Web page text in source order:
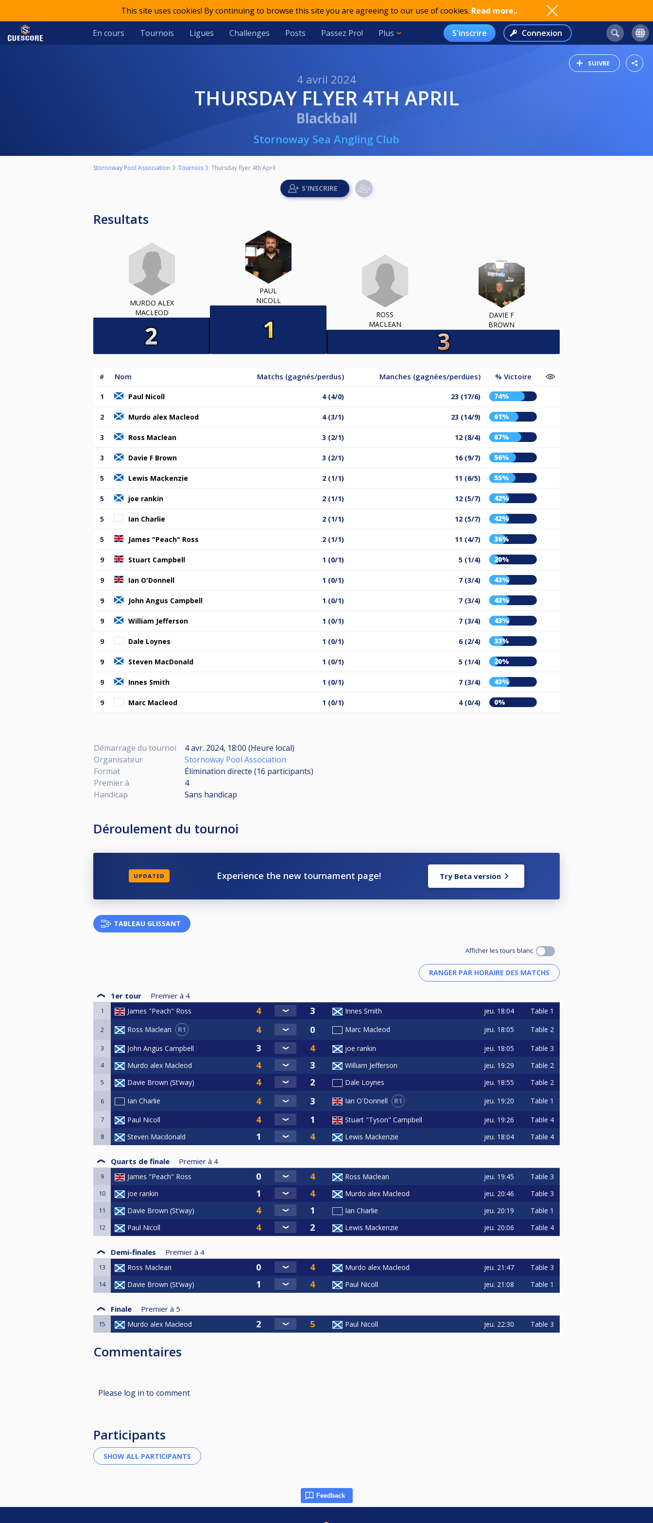
This site uses cookies! By continuing to browse this site you are agreeing to our use of cookies. Read more..
En cours Tournois Ligues Challenges Posts Passez Pro! Plus S'inscrire Connexion
SUIVRE
4 avril 2024
THURSDAY FLYER 4TH APRIL
Blackball
Stornoway Sea Angling Club
Stornoway Pool Association Tournois Thursday flyer 4th April
Resultats
MURDO ALEX
MACLEOD
PAUL
NICOLL
ROSS
MACLEAN
DAVIE F
BROWN
# Nom Matchs (gagnés/perdus) Manches (gagnées/perdues) % Victoire
1 Paul Nicoll 4 (4/0) 23 (17/6) 74%
2 Murdo alex Macleod 4 (3/1) 23 (14/9) 61%
3 Ross Maclean 3 (2/1) 12 (8/4) 67%
3 Davie F Brown 3 (2/1) 16 (9/7) 56%
5 Lewis Mackenzie 2 (1/1) 11 (6/5) 55%
5 joe rankin 2 (1/1) 12 (5/7) 42%
5 Ian Charlie 2 (1/1) 12 (5/7) 42%
5 James "Peach" Ross 2 (1/1) 11 (4/7) 36%
9 Stuart Campbell 1 (0/1) 5 (1/4) 20%
9 Ian O'Donnell 1 (0/1) 7 (3/4) 43%
9 John Angus Campbell 1 (0/1) 7 (3/4) 43%
9 William Jefferson 1 (0/1) 7 (3/4) 43%
9 Dale Loynes 1 (0/1) 6 (2/4) 33%
9 Steven MacDonald 1 (0/1) 5 (1/4) 20%
9 Innes Smith 1 (0/1) 7 (3/4) 43%
9 Marc Macleod 1 (0/1) 4 (0/4) 0%
Démarrage du tournoi
4 avr. 2024, 18:00 (Heure local)
Organisateur
Stornoway Pool Association
Format
Élimination directe (16 participants)
Premier à
4
Handicap
Sans handicap
Déroulement du tournoi
UPDATED Experience the new tournament page! Try Beta version
TABLEAU GLISSANT
Afficher les tours blanc
1er tour Premier à 4
1 James "Peach" Ross Innes Smith jeu. 18:04 Table 1
2 Ross Maclean R1 Marc Macleod jeu. 18:05 Table 2
3 John Angus Campbell joe rankin jeu. 18:05 Table 3
4 Murdo alex Macleod William Jefferson jeu. 19:29 Table 2
5 Davie Brown (St’way) Dale Loynes jeu. 18:55 Table 2
6 Ian Charlie Ian O'Donnell R1 jeu. 19:20 Table 1
7 Paul Nicoll Stuart "Tyson" Campbell jeu. 19:26 Table 4
8 Steven Macdonald Lewis Mackenzie jeu. 18:04 Table 4
Quarts de finale Premier à 4
9 James "Peach" Ross Ross Maclean jeu. 19:45 Table 3
10 joe rankin Murdo alex Macleod jeu. 20:46 Table 3
11 Davie Brown (St’way) Ian Charlie jeu. 20:19 Table 1
12 Paul Nicoll Lewis Mackenzie jeu. 20:06 Table 4
Demi-finales Premier à 4
13 Ross Maclean Murdo alex Macleod jeu. 21:47 Table 3
14 Davie Brown (St’way) Paul Nicoll jeu. 21:08 Table 1
Finale Premier à 5
15 Murdo alex Macleod Paul Nicoll jeu. 22:30 Table 3
Commentaires
Please log in to comment
Participants
Feedback